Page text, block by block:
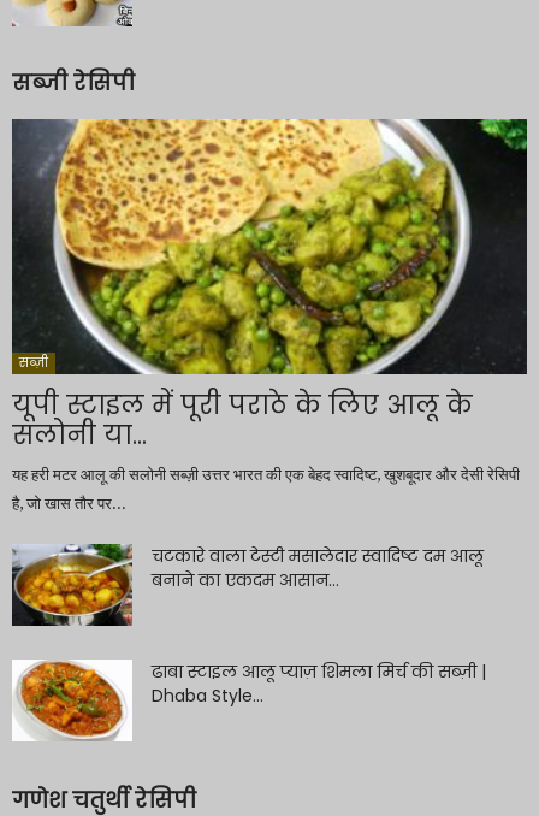
सब्जी रेसिपी
सब्ज़ी
यूपी स्टाइल में पूरी पराठे के लिए आलू के
सलोनी या...
यह हरी मटर आलू की सलोनी सब्ज़ी उत्तर भारत की एक बेहद स्वादिष्ट, खुशबूदार और देसी रेसिपी
है, जो खास तौर पर...
चटकारे वाला टेस्टी मसालेदार स्वादिष्ट दम आलू
बनाने का एकदम आसान...
ढाबा स्टाइल आलू प्याज़ शिमला मिर्च की सब्ज़ी |
Dhaba Style...
गणेश चतुर्थी रेसिपी